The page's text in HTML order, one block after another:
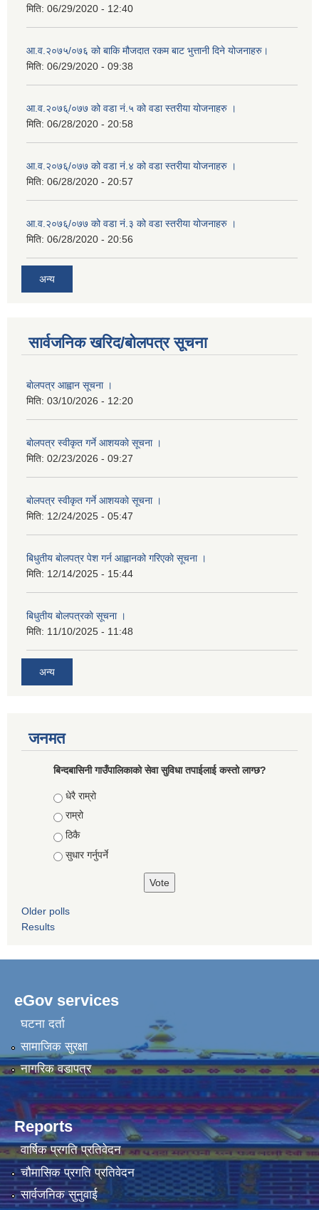
मिति: 06/29/2020 - 12:40
आ.व.२०७५/०७६ को बाकि मौजदात रकम बाट भुत्तानी दिने योजनाहरु।
मिति: 06/29/2020 - 09:38
आ.व.२०७६्/०७७ को वडा नं.५ को वडा स्तरीया योजनाहरु ।
मिति: 06/28/2020 - 20:58
आ.व.२०७६्/०७७ को वडा नं.४ को वडा स्तरीया योजनाहरु ।
मिति: 06/28/2020 - 20:57
आ.व.२०७६्/०७७ को वडा नं.३ को वडा स्तरीया योजनाहरु ।
मिति: 06/28/2020 - 20:56
अन्य
सार्वजनिक खरिद/बोलपत्र सूचना
बाेलपत्र आह्वान सूचना ।
मिति: 03/10/2026 - 12:20
बाेलपत्र स्वीकृत गर्ने आशयकाे सूचना ।
मिति: 02/23/2026 - 09:27
बाेलपत्र स्वीकृत गर्ने आशयकाे सूचना ।
मिति: 12/24/2025 - 05:47
बिधुतीय बाेलपत्र पेश गर्न आह्वानको गरिएकाे सूचना ।
मिति: 12/14/2025 - 15:44
बिधुतीय बाेलपत्रकाे सूचना ।
मिति: 11/10/2025 - 11:48
अन्य
जनमत
बिन्दबासिनी गाउँपालिकाको सेवा सुविधा तपाईलाई कस्तो लाग्छ?
Choices
धेरै राम्रो
राम्रो
ठिकै
सुधार गर्नुपर्ने
Older polls
Results
eGov services
घटना दर्ता
सामाजिक सुरक्षा
नागरिक वडापत्र
Reports
वार्षिक प्रगति प्रतिवेदन
चौमासिक प्रगति प्रतिवेदन
सार्वजनिक सुनुवाई